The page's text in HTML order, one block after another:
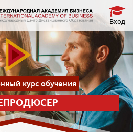
Вход
курс обучения